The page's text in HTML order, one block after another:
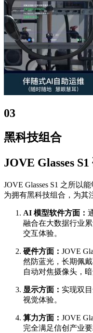
03
黑科技组合
JOVE Glasses
JOVE Glasses S1 之所以
为拥有黑科技组合，为其
AI 模型软件方面：
融合在大数据行业
交互体验。
硬件方面： JOVE
然防蓝光，长期佩
自动对焦摄像头，
显示方面： 实现双
视觉体验。
算力方面： JOVE
完全满足信创产业